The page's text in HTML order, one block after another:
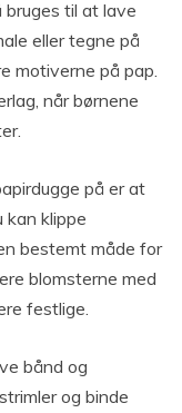
bruges til at lave
eller tegne på
motiverne på pap.
når børnene
på er at
kan klippe
bestemt måde for
blomsterne med
festlige.
bånd og
og binde